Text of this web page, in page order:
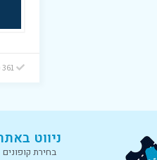
361 כבר חסכו! 1 היום
ניווט
בחירת קופונים